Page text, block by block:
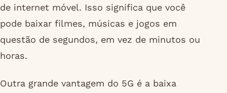
de internet móvel. Isso significa que você
pode baixar filmes, músicas e jogos em
questão de segundos, em vez de minutos ou
horas.
Outra grande vantagem do 5G é a baixa